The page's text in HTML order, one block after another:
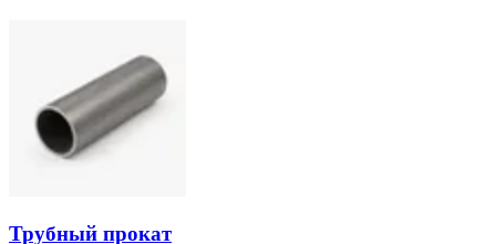
Трубный прокат